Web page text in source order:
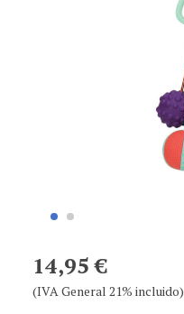
14,95 €
(IVA General 21% incluido)